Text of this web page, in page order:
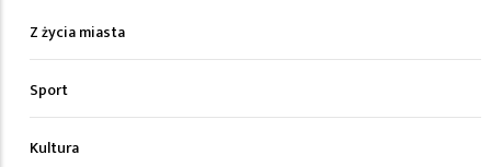
Z życia miasta
Sport
Kultura